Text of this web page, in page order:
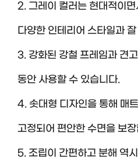
2. 그레이 컬러는 현대적이
다양한 인테리어 스타일과
3. 강화된 강철 프레임과 견
동안 사용할 수 있습니다.
4. 솟대형 디자인을 통해 매
고정되어 편안한 수면을 보
5. 조립이 간편하고 분해 역